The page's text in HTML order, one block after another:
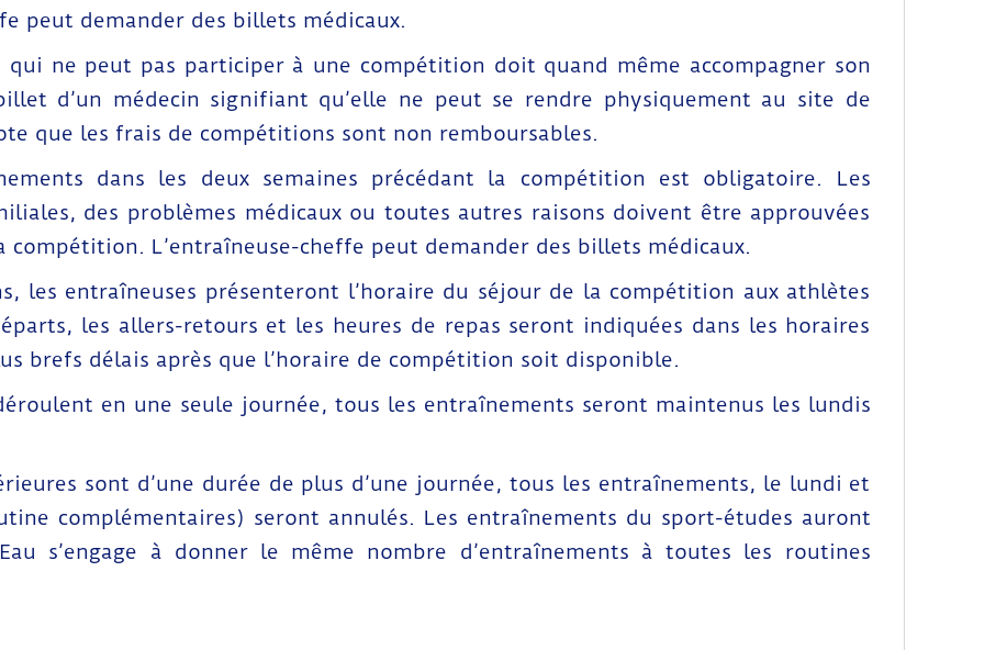
peut demander des billets médicaux.
qui ne peut pas participer à une compétition doit quand même accompagner son
d’un médecin signifiant qu’elle ne peut se rendre physiquement au site de
que les frais de compétitions sont non remboursables.
dans les deux semaines précédant la compétition est obligatoire. Les
des problèmes médicaux ou toutes autres raisons doivent être approuvées
compétition. L’entraîneuse-cheffe peut demander des billets médicaux.
les entraîneuses présenteront l’horaire du séjour de la compétition aux athlètes
les allers-retours et les heures de repas seront indiquées dans les horaires
brefs délais après que l’horaire de compétition soit disponible.
en une seule journée, tous les entraînements seront maintenus les lundis
sont d’une durée de plus d’une journée, tous les entraînements, le lundi et
complémentaires) seront annulés. Les entraînements du sport-études auront
s’engage à donner le même nombre d’entraînements à toutes les routines